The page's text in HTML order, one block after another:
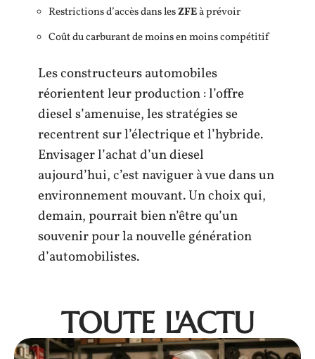
Restrictions d’accès dans lesZFEà prévoir
Coût du carburant de moins en moins compétitif
Les constructeurs automobiles
réorientent leur production : l’offre
diesel s’amenuise, les stratégies se
recentrent sur l’électrique et l’hybride.
Envisager l’achat d’un diesel
aujourd’hui, c’est naviguer à vue dans un
environnement mouvant. Un choix qui,
demain, pourrait bien n’être qu’un
souvenir pour la nouvelle génération
d’automobilistes.
TOUTE L'ACTU